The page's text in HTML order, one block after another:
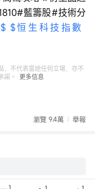
藍籌股#技術分
$恒生科技指數
，不代表富途任何立場，亦不
諾。
更多信息
瀏覽 9.4萬 舉報
1